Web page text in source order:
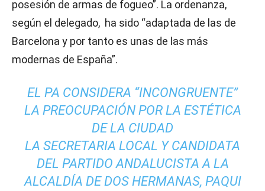
posesión de armas de fogueo”. La ordenanza,
según el delegado, ha sido “adaptada de las de
Barcelona y por tanto es unas de las más
modernas de España”.
EL PA CONSIDERA “INCONGRUENTE”
LA PREOCUPACIÓN POR LA ESTÉTICA
DE LA CIUDAD
LA SECRETARIA LOCAL Y CANDIDATA
DEL PARTIDO ANDALUCISTA A LA
ALCALDÍA DE DOS HERMANAS, PAQUI